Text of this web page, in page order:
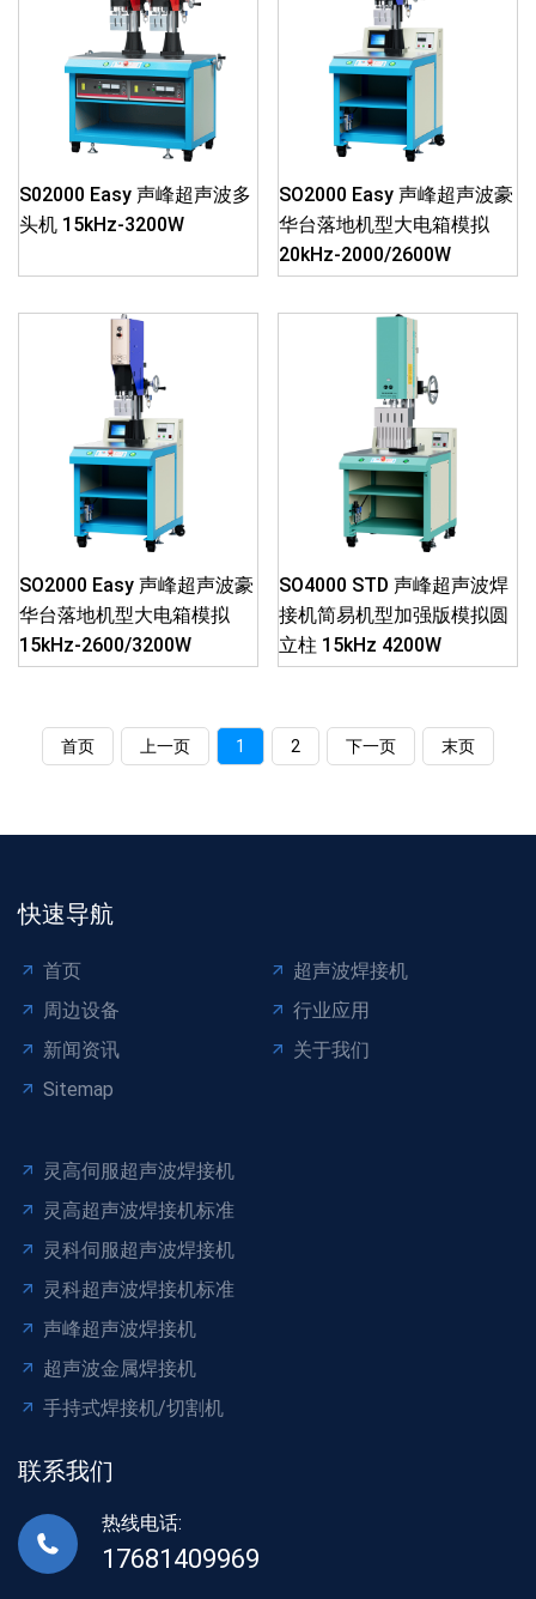
S02000 Easy 声峰超声波多
头机 15kHz-3200W
SO2000 Easy 声峰超声波豪
华台落地机型大电箱模拟
20kHz-2000/2600W
SO2000 Easy 声峰超声波豪
华台落地机型大电箱模拟
15kHz-2600/3200W
SO4000 STD 声峰超声波焊
接机简易机型加强版模拟圆
立柱 15kHz 4200W
首页 上一页 1 2 下一页 末页
快速导航
首页
超声波焊接机
周边设备
行业应用
新闻资讯
关于我们
Sitemap
灵高伺服超声波焊接机
灵高超声波焊接机标准
灵科伺服超声波焊接机
灵科超声波焊接机标准
声峰超声波焊接机
超声波金属焊接机
手持式焊接机/切割机
联系我们
热线电话:
17681409969